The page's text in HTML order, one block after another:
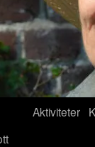
Aktiviteter